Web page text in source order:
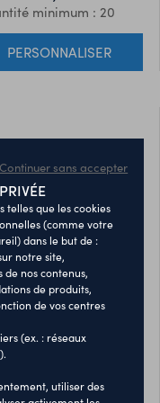
Comprend un fil
entrelacé à
du tissu pour
la visibilité.
minimum : 20
PERSONNALISER
en polyester souple
Continuer sans accepter
telles que les cookies
(comme votre
dans le but de :
notre site,
de nos contenus,
de produits,
de vos centres
(ex. : réseaux
utiliser des